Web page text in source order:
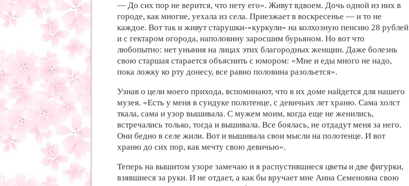
— До сих пор не верится, что нету его». Живут вдвоем. Дочь одной из них в
городе, как многие, уехала из села. Приезжает в воскресенье — и то не
каждое. Вот так и живут старушки-«куркули» на колхозную пенсию 28 рублей
и с гектаром огорода, наполовину заросшим бурьяном. Но вот что
любопытно: нет уныния на лицах этих благородных женщин. Даже болезнь
свою старшая старается объяснить с юмором: «Мне и еды много не надо,
пока ложку ко рту донесу, все равно половина разольется».
Узнав о цели моего прихода, вспоминают, что в их доме найдется для нашего
музея. «Есть у меня в сундуке полотенце, с девичьих лет храню. Сама холст
ткала, сама и узор вышивала. С мужем моим, когда еще не женились,
встречались только, тогда и вышивала. Все боялась, не отдадут меня за него.
Они бедно в селе жили. Вот и вышивала свои мысли на полотенце. И вот
храню до сих пор, как мечту свою девичью».
Теперь на вышитом узоре замечаю и я распустившиеся цветы и две фигурки,
взявшиеся за руки. И не отдает, а как бы вручает мне Анна Семеновна свою